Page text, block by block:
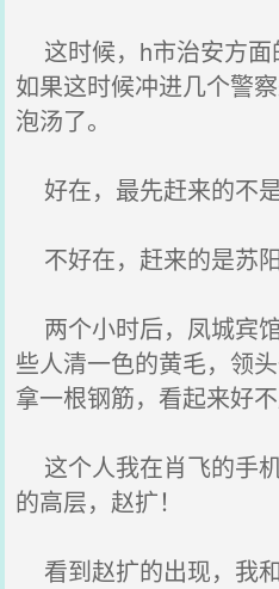
这时候，h市治安方面
如果这时候冲进几个警
泡汤了。
好在，最先赶来的不是
不好在，赶来的是苏阳
两个小时后，凤城宾
些人清一色的黄毛，领
拿一根钢筋，看起来好不
这个人我在肖飞的手
的高层，赵扩！
看到赵扩的出现，我